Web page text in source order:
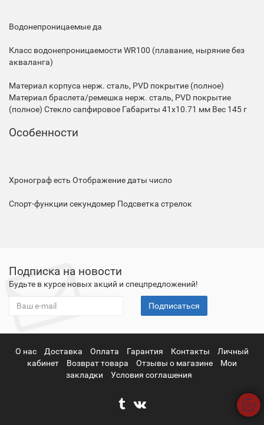
Водонепроницаемые да
Класс водонепроницаемости WR100 (плавание, ныряние без
акваланга)
Материал корпуса нерж. сталь, PVD покрытие (полное)
Материал браслета/ремешка нерж. сталь, PVD покрытие
(полное) Стеклосапфировое Габариты 41x10.71 мм Вес 145 г
Особенности
Хронографесть Отображение даты число
Спорт-функции секундомер Подсветка стрелок
Подписка на новости
Будьте в курсе новых акций и спецпредложений!
Подписаться
О нас Доставка Оплата Гарантия Контакты
Личный
кабинет
Возврат товара Отзывы о магазине
Мои
закладки
Условия соглашения